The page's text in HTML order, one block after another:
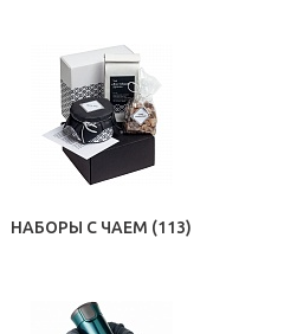
НАБОРЫ С ЧАЕМ (113)